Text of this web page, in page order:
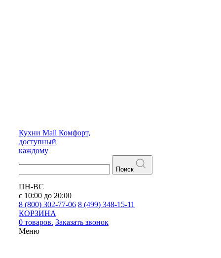
Кухни Mall Комфорт,
доступный
каждому
Поиск
ПН-ВС
с 10:00 до 20:00
8 (800) 302-77-06 8 (499) 348-15-11
КОРЗИНА
0 товаров. Заказать звонок
Меню